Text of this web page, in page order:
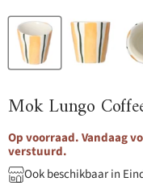
Mok Lungo
Op voorraad. Vandaag
verstuurd.
Ook beschikbaar in